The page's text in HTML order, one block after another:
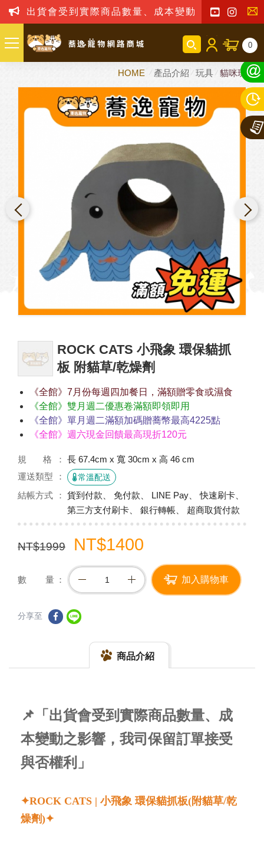
出貨會受到實際商品數量、成本變動之影響，我
聯
我
們
0
HOME 產品介紹 玩具 貓咪玩具
ROCK CATS 小飛象 環保貓抓
板 附貓草/乾燥劑
《全館》7月份每週四加餐日，滿額贈零食或濕食
《全館》雙月週二優惠卷滿額即領即用
《全館》單月週二滿額加碼贈蕎幣最高4225點
《全館》週六現金回饋最高現折120元
規 格
長 67.4cm x 寬 30cm x 高 46 cm
運送類型
常溫配送
結帳方式
貨到付款、 免付款、 LINE Pay、 快速刷卡、
第三方支付刷卡、 銀行轉帳、 超商取貨付款
NT$1999 NT$1400
數 量 加入購物車
分享至
商品介紹
📌「出貨會受到實際商品數量、成
本變動之影響，我司保留訂單接受
與否權利」
✦ROCK CATS | 小飛象 環保貓抓板(附貓草/乾
燥劑)✦